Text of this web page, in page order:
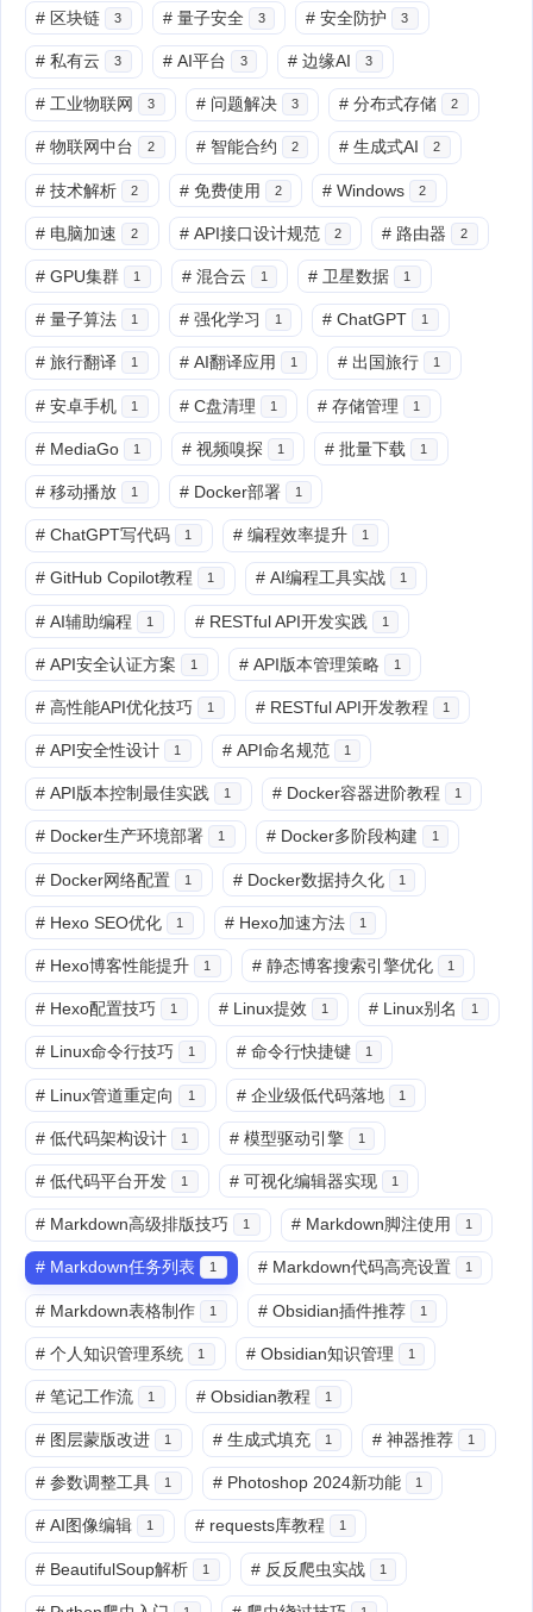
# 区块链 3 # 量子安全 3 # 安全防护 3
# 私有云 3 # AI平台 3 # 边缘AI 3
# 工业物联网 3 # 问题解决 3 # 分布式存储 2
# 物联网中台 2 # 智能合约 2 # 生成式AI 2
# 技术解析 2 # 免费使用 2 # Windows 2
# 电脑加速 2 # API接口设计规范 2 # 路由器 2
# GPU集群 1 # 混合云 1 # 卫星数据 1
# 量子算法 1 # 强化学习 1 # ChatGPT 1
# 旅行翻译 1 # AI翻译应用 1 # 出国旅行 1
# 安卓手机 1 # C盘清理 1 # 存储管理 1
# MediaGo 1 # 视频嗅探 1 # 批量下载 1
# 移动播放 1 # Docker部署 1
# ChatGPT写代码 1 # 编程效率提升 1
# GitHub Copilot教程 1 # AI编程工具实战 1
# AI辅助编程 1 # RESTful API开发实践 1
# API安全认证方案 1 # API版本管理策略 1
# 高性能API优化技巧 1 # RESTful API开发教程 1
# API安全性设计 1 # API命名规范 1
# API版本控制最佳实践 1 # Docker容器进阶教程 1
# Docker生产环境部署 1 # Docker多阶段构建 1
# Docker网络配置 1 # Docker数据持久化 1
# Hexo SEO优化 1 # Hexo加速方法 1
# Hexo博客性能提升 1 # 静态博客搜索引擎优化 1
# Hexo配置技巧 1 # Linux提效 1 # Linux别名 1
# Linux命令行技巧 1 # 命令行快捷键 1
# Linux管道重定向 1 # 企业级低代码落地 1
# 低代码架构设计 1 # 模型驱动引擎 1
# 低代码平台开发 1 # 可视化编辑器实现 1
# Markdown高级排版技巧 1 # Markdown脚注使用 1
# Markdown任务列表 1 # Markdown代码高亮设置 1
# Markdown表格制作 1 # Obsidian插件推荐 1
# 个人知识管理系统 1 # Obsidian知识管理 1
# 笔记工作流 1 # Obsidian教程 1
# 图层蒙版改进 1 # 生成式填充 1 # 神器推荐 1
# 参数调整工具 1 # Photoshop 2024新功能 1
# AI图像编辑 1 # requests库教程 1
# BeautifulSoup解析 1 # 反反爬虫实战 1